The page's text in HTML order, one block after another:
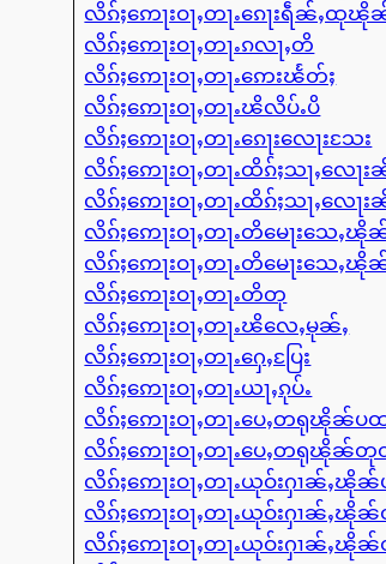
လိၵ်ႈဢေႃးဝႃႇတႃႉၵေႃးရဵၼ်ႇ
လိၵ်ႈဢေႃးဝႃႇတႃႉၵလႃႇတိ
လိၵ်ႈဢေႃးဝႃႇတႃႉဢေးၽႅတ်ႈ
လိၵ်ႈဢေႃးဝႃႇတႃႉၽိလိပ်ႉပိ
လိၵ်ႈဢေႃးဝႃႇတႃႉၵေႃးလေႃးသႄး
လိၵ်ႈဢေႃးဝႃႇတႃႉထိၵ်ႈသႃႇလေ
လိၵ်ႈဢေႃးဝႃႇတႃႉထိၵ်ႈသႃႇလ
လိၵ်ႈဢေႃးဝႃႇတႃႉတိမေႃးသေႇ
လိၵ်ႈဢေႃးဝႃႇတႃႉတိမေႃးသေ
လိၵ်ႈဢေႃးဝႃႇတႃႉတိတု
လိၵ်ႈဢေႃးဝႃႇတႃႉၽိလေႇမုၼ်ႇ
လိၵ်ႈဢေႃးဝႃႇတႃႉႁေႇပြႄး
လိၵ်ႈဢေႃးဝႃႇတႃႉယႃႇၵုပ်ႉ
လိၵ်ႈဢေႃးဝႃႇတႃႉပေႇတရုၽိုၼ်ပ
လိၵ်ႈဢေႃးဝႃႇတႃႉပေႇတရုၽိုၼ်
လိၵ်ႈဢေႃးဝႃႇတႃႉယုဝ်းႁၢၼ်ႇၽို
လိၵ်ႈဢေႃးဝႃႇတႃႉယုဝ်းႁၢၼ်ႇ
လိၵ်ႈဢေႃးဝႃႇတႃႉယုဝ်းႁၢၼ်ႇ